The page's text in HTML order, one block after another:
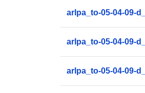
arlpa_to-05-04-09-
arlpa_to-05-04-09-
arlpa_to-05-04-09-